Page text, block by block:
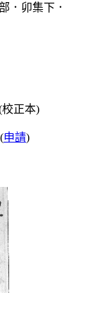
．卯集下．
正本)
(申請)